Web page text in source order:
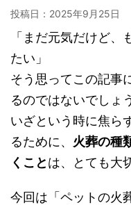
投稿日： 2025年9月25日
「まだ元気だけど、
たい」
そう思ってこの記事
るのではないでしょ
いざという時に焦ら
るために、 火葬の種
くことは、とても大
今回は「ペットの火